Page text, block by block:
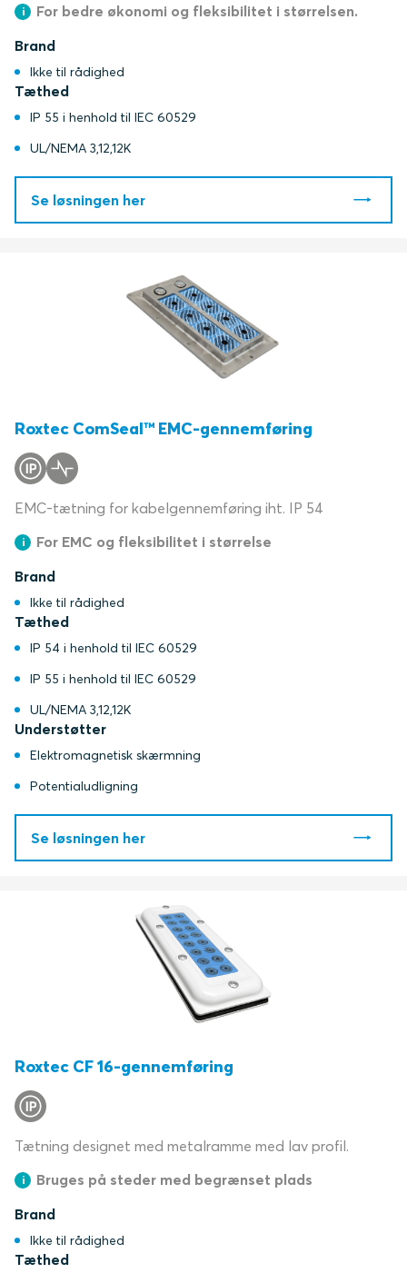
For bedre økonomi og fleksibilitet i størrelsen.
Brand
Ikke til rådighed
Tæthed
IP 55 i henhold til IEC 60529
UL/NEMA 3,12,12K
Se løsningen her
Roxtec ComSeal™ EMC-gennemføring
EMC-tætning for kabelgennemføring iht. IP 54
For EMC og fleksibilitet i størrelse
Brand
Ikke til rådighed
Tæthed
IP 54 i henhold til IEC 60529
IP 55 i henhold til IEC 60529
UL/NEMA 3,12,12K
Understøtter
Elektromagnetisk skærmning
Potentialudligning
Se løsningen her
Roxtec CF 16-gennemføring
Tætning designet med metalramme med lav profil.
Bruges på steder med begrænset plads
Brand
Ikke til rådighed
Tæthed